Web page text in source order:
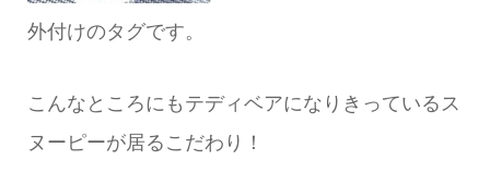
外付けのタグです。
こんなところにもテディベアになりきっているス
ヌーピーが居るこだわり！